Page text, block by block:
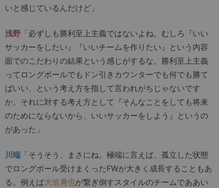
いと感じているんだけど」
浅野 「必ずしも勝利至上主義ではないよね。むしろ『いい
サッカーをしたい』『いいチームを作りたい』という内容
面でのこだわりの結果という感じがするな。勝利至上主義
ってロングボールでもドン引きカウンターでも何でも勝て
ばいい、という考え方を指して言われがちじゃないです
か。それに対する考え方として『そんなことをしても将来
のためにならないから、いいサッカーをしよう』というの
があった」
川端 「そうそう、まさにね。極端に言えば、孤立した状態
でロングボール受けまくったFWが大きく成長することもあ
る。例えば大迫勇也が繋ぎ倒すスタイルのチームでああい